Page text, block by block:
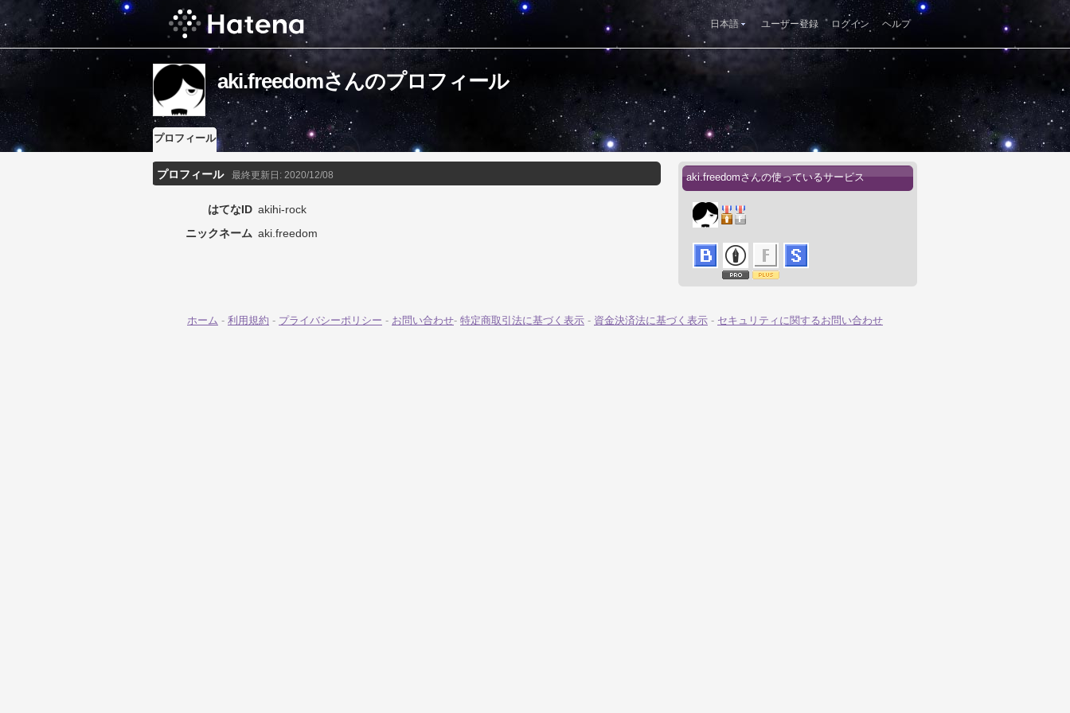
日本語 ユーザー登録 ログイン ヘルプ
aki.freedomさんのプロフィール
プロフィール
プロフィール 最終更新日: 2020/12/08
はてなID akihi-rock
ニックネーム aki.freedom
aki.freedomさんの使っているサービス
ホーム - 利用規約 - プライバシーポリシー - お問い合わせ- 特定商取引法に基づく表示 - 資金決済法に基づく表示 - セキュリティに関するお問い合わせ